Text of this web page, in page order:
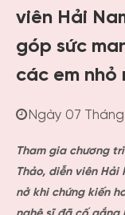
viên Hải
góp sức
các em nhỏ
Ngày 07 Tháng
Tham gia chương
Thảo, diễn viên Hải
nở khi chứng kiến